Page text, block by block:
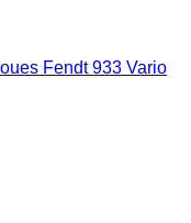
Fendt 933 Vario